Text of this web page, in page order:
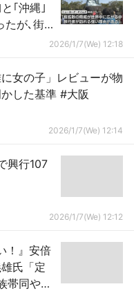
｢沖縄｣
たが､街は
2026/1/7(We) 12:18
女の子」レビューが物
した基準 #大阪
2026/1/7(We) 12:14
興行107
2026/1/7(We) 12:12
！』安倍
氏「定
帯同や永